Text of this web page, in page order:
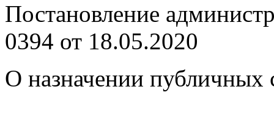
Постановление
0394 от 18.05.2020
О назначении